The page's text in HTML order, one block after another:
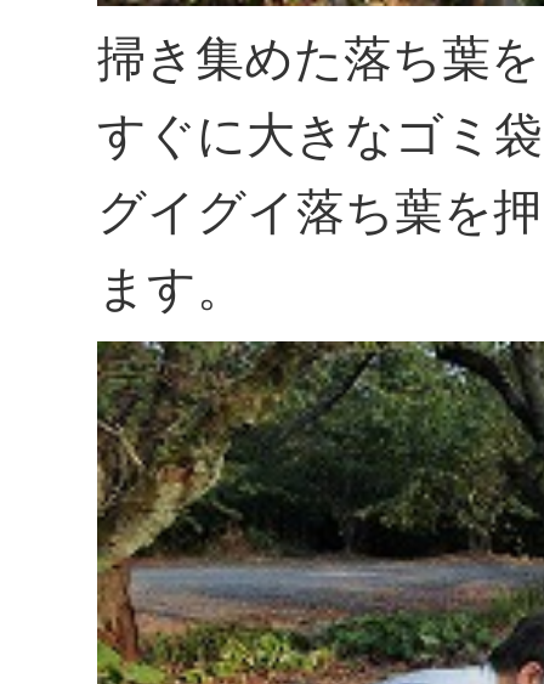
掃き集めた落ち葉
すぐに大きなゴミ
グイグイ落ち葉を
ます。